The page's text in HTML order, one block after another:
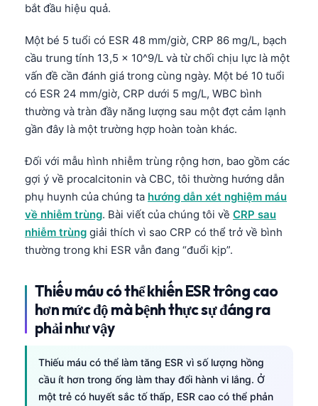
bắt đầu hiệu quả.
Một bé 5 tuổi có ESR 48 mm/giờ, CRP 86 mg/L, bạch
cầu trung tính 13,5 x 10^9/L và từ chối chịu lực là một
vấn đề cần đánh giá trong cùng ngày. Một bé 10 tuổi
có ESR 24 mm/giờ, CRP dưới 5 mg/L, WBC bình
thường và tràn đầy năng lượng sau một đợt cảm lạnh
gần đây là một trường hợp hoàn toàn khác.
Đối với mẫu hình nhiễm trùng rộng hơn, bao gồm các
gợi ý về procalcitonin và CBC, tôi thường hướng dẫn
phụ huynh của chúng ta hướng dẫn xét nghiệm máu
về nhiễm trùng. Bài viết của chúng tôi về CRP sau
nhiễm trùng giải thích vì sao CRP có thể trở về bình
thường trong khi ESR vẫn đang “đuổi kịp”.
Thiếu máu có thể khiến ESR trông cao
hơn mức độ mà bệnh thực sự đáng ra
phải như vậy
Thiếu máu có thể làm tăng ESR vì số lượng hồng
cầu ít hơn trong ống làm thay đổi hành vi lắng. Ở
một trẻ có huyết sắc tố thấp, ESR cao có thể phản